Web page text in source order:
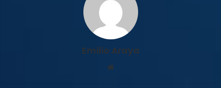
Emilio Araya